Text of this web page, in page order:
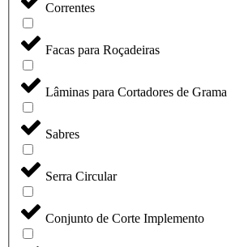
Correntes
Facas para Roçadeiras
Lâminas para Cortadores de Grama
Sabres
Serra Circular
Conjunto de Corte Implemento